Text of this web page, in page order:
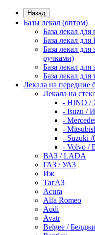
Назад
Базы лекал (оптом)
База лекал для
База лекал для
База лекал
ручками)
База лекал
База лекал для
Лекала на передние
Лекала на
- HINO /
- Isuzu /
-
-
- Suzuki /
- Volvo /
ВАЗ / LADA
ГАЗ / УАЗ
Иж
ТагАЗ
Acura
Alfa Romeo
Audi
Avatr
Belgee / Белджи